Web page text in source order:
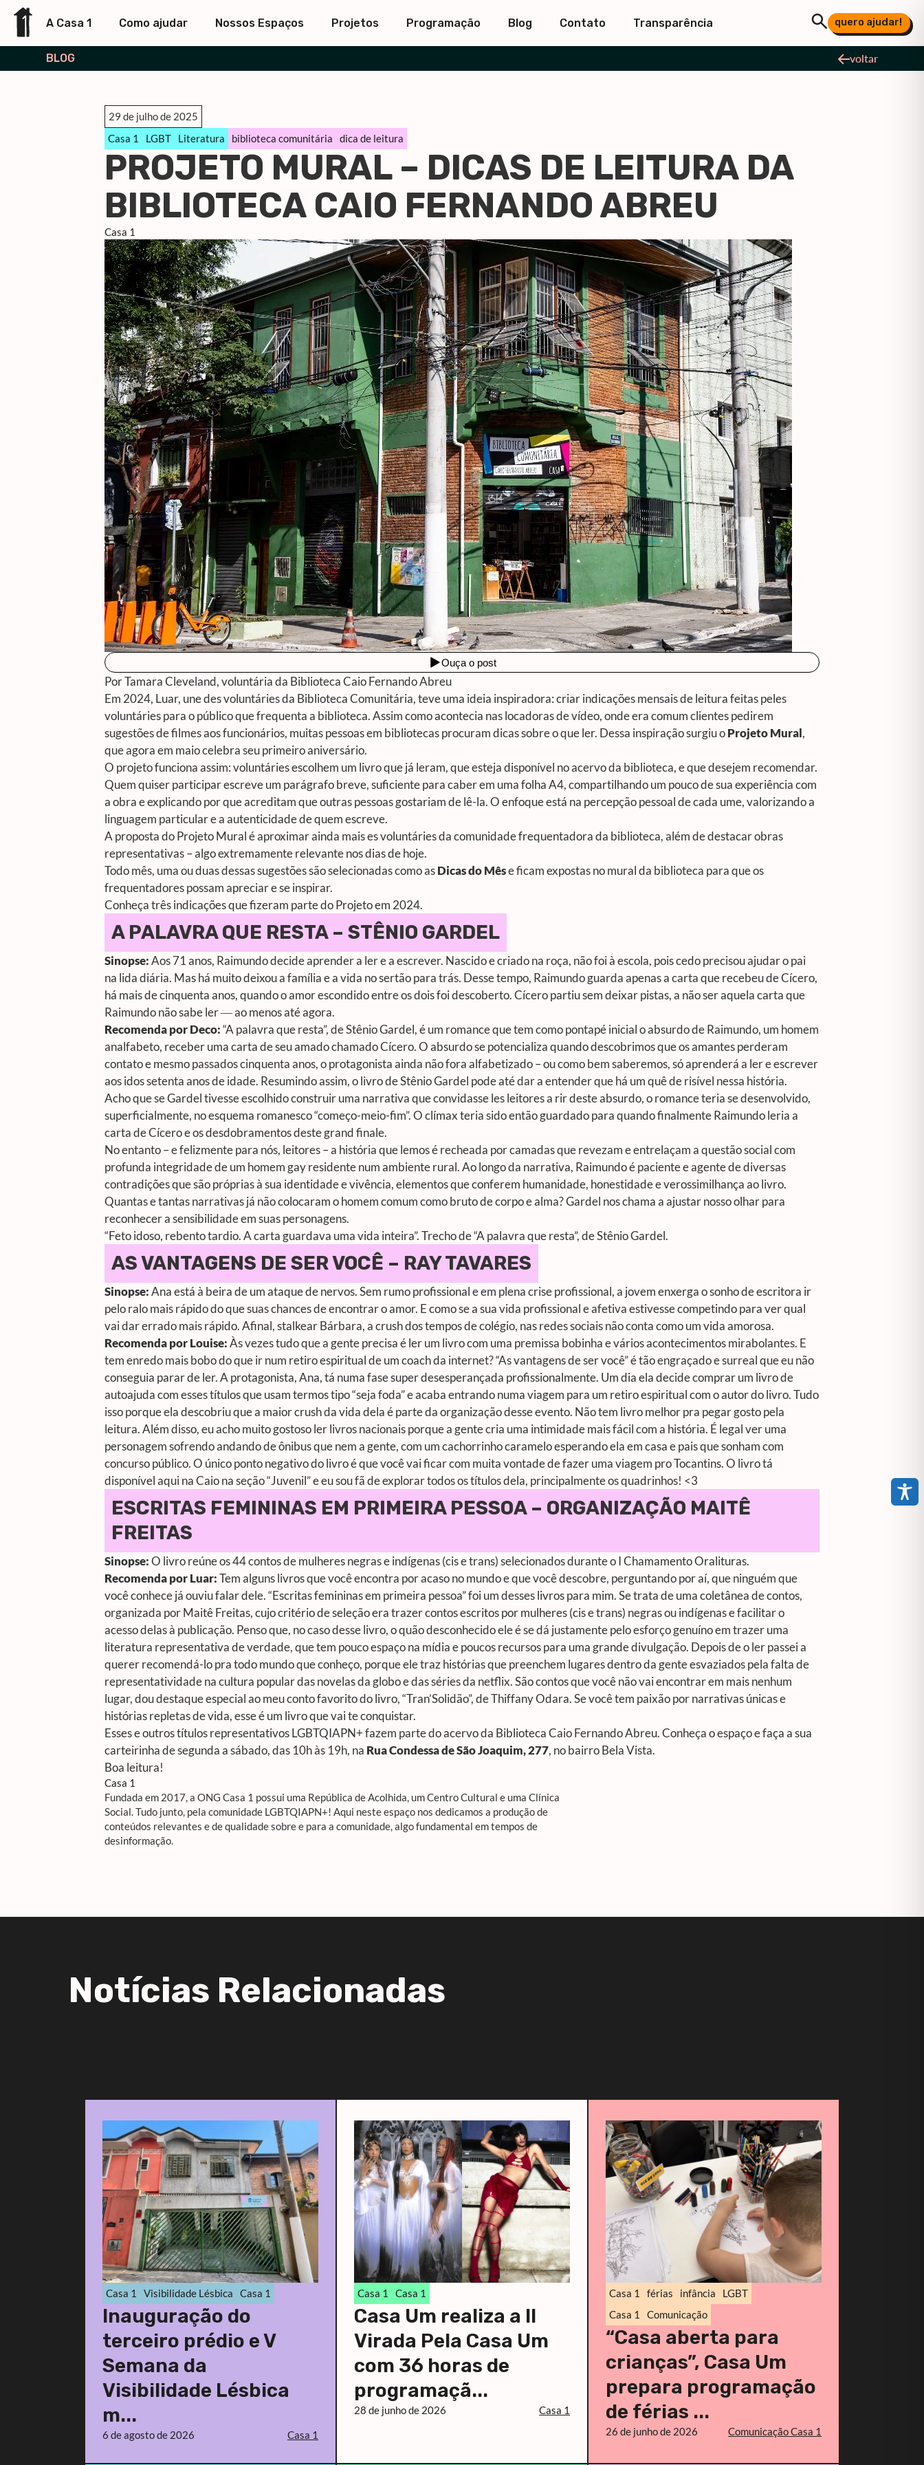
A Casa 1 Como ajudar Nossos Espaços Projetos Programação Blog Contato Transparência quero ajudar!
BLOG voltar
29 de julho de 2025
Casa 1
LGBT Literatura biblioteca comunitária dica de leitura
PROJETO MURAL – DICAS DE LEITURA DA
BIBLIOTECA CAIO FERNANDO ABREU
Casa 1
Por Tamara Cleveland, voluntária da Biblioteca Caio Fernando Abreu
Em 2024, Luar, une des voluntáries da Biblioteca Comunitária, teve uma ideia inspiradora: criar indicações mensais de leitura feitas peles
voluntáries para o público que frequenta a biblioteca. Assim como acontecia nas locadoras de vídeo, onde era comum clientes pedirem
sugestões de filmes aos funcionários, muitas pessoas em bibliotecas procuram dicas sobre o que ler. Dessa inspiração surgiu oProjeto Mural,
que agora em maio celebra seu primeiro aniversário.
O projeto funciona assim: voluntáries escolhem um livro que já leram, que esteja disponível no acervo da biblioteca, e que desejem recomendar.
Quem quiser participar escreve um parágrafo breve, suficiente para caber em uma folha A4, compartilhando um pouco de sua experiência com
a obra e explicando por que acreditam que outras pessoas gostariam de lê-la. O enfoque está na percepção pessoal de cada ume, valorizando a
linguagem particular e a autenticidade de quem escreve.
A proposta do Projeto Mural é aproximar ainda mais es voluntáries da comunidade frequentadora da biblioteca, além de destacar obras
representativas – algo extremamente relevante nos dias de hoje.
Todo mês, uma ou duas dessas sugestões são selecionadas como asDicas do Mêse ficam expostas no mural da biblioteca para que os
frequentadores possam apreciar e se inspirar.
Conheça três indicações que fizeram parte do Projeto em 2024.
A PALAVRA QUE RESTA – STÊNIO GARDEL
Sinopse:Aos 71 anos, Raimundo decide aprender a ler e a escrever. Nascido e criado na roça, não foi à escola, pois cedo precisou ajudar o pai
na lida diária. Mas há muito deixou a família e a vida no sertão para trás. Desse tempo, Raimundo guarda apenas a carta que recebeu de Cícero,
há mais de cinquenta anos, quando o amor escondido entre os dois foi descoberto. Cícero partiu sem deixar pistas, a não ser aquela carta que
Raimundo não sabe ler ― ao menos até agora.
Recomenda por Deco:“A palavra que resta”, de Stênio Gardel, é um romance que tem como pontapé inicial o absurdo de Raimundo, um homem
analfabeto, receber uma carta de seu amado chamado Cícero. O absurdo se potencializa quando descobrimos que os amantes perderam
contato e mesmo passados cinquenta anos, o protagonista ainda não fora alfabetizado – ou como bem saberemos, só aprenderá a ler e escrever
aos idos setenta anos de idade. Resumindo assim, o livro de Stênio Gardel pode até dar a entender que há um quê de risível nessa história.
Acho que se Gardel tivesse escolhido construir uma narrativa que convidasse les leitores a rir deste absurdo, o romance teria se desenvolvido,
superficialmente, no esquema romanesco “começo-meio-fim”. O clímax teria sido então guardado para quando finalmente Raimundo leria a
carta de Cícero e os desdobramentos destegrand finale.
No entanto – e felizmente para nós, leitores – a história que lemos é recheada por camadas que revezam e entrelaçam a questão social com
profunda integridade de um homem gay residente num ambiente rural. Ao longo da narrativa, Raimundo é paciente e agente de diversas
contradições que são próprias à sua identidade e vivência, elementos que conferem humanidade, honestidade e verossimilhança ao livro.
Quantas e tantas narrativas já não colocaram o homem comum como bruto de corpo e alma? Gardel nos chama a ajustar nosso olhar para
reconhecer a sensibilidade em suas personagens.
“Feto idoso, rebento tardio. A carta guardava uma vida inteira”. Trecho de “A palavra que resta”, de Stênio Gardel.
AS VANTAGENS DE SER VOCÊ – RAY TAVARES
Sinopse:Ana está à beira de um ataque de nervos. Sem rumo profissional e em plena crise profissional, a jovem enxerga o sonho de escritora ir
pelo ralo mais rápido do que suas chances de encontrar o amor. E como se a sua vida profissional e afetiva estivesse competindo para ver qual
vai dar errado mais rápido. Afinal, stalkear Bárbara, a crush dos tempos de colégio, nas redes sociais não conta como um vida amorosa.
Recomenda por Louise:Às vezes tudo que a gente precisa é ler um livro com uma premissa bobinha e vários acontecimentos mirabolantes. E
tem enredo mais bobo do que ir num retiro espiritual de um coach da internet? “As vantagens de ser você” é tão engraçado e surreal que eu não
conseguia parar de ler. A protagonista, Ana, tá numa fase super desesperançada profissionalmente. Um dia ela decide comprar um livro de
autoajuda com esses títulos que usam termos tipo “seja foda” e acaba entrando numa viagem para um retiro espiritual com o autor do livro. Tudo
isso porque ela descobriu que a maior crush da vida dela é parte da organização desse evento. Não tem livro melhor pra pegar gosto pela
leitura. Além disso, eu acho muito gostoso ler livros nacionais porque a gente cria uma intimidade mais fácil com a história. É legal ver uma
personagem sofrendo andando de ônibus que nem a gente, com um cachorrinho caramelo esperando ela em casa e pais que sonham com
concurso público. O único ponto negativo do livro é que você vai ficar com muita vontade de fazer uma viagem pro Tocantins. O livro tá
disponível aqui na Caio na seção “Juvenil” e eu sou fã de explorar todos os títulos dela, principalmente os quadrinhos! <3
ESCRITAS FEMININAS EM PRIMEIRA PESSOA – ORGANIZAÇÃO MAITÊ
FREITAS
Sinopse:O livro reúne os 44 contos de mulheres negras e indígenas (cis e trans) selecionados durante o I Chamamento Oralituras.
Recomenda por Luar:Tem alguns livros que você encontra por acaso no mundo e que você descobre, perguntando por aí, que ninguém que
você conhece já ouviu falar dele. “Escritas femininas em primeira pessoa” foi um desses livros para mim. Se trata de uma coletânea de contos,
organizada por Maitê Freitas, cujo critério de seleção era trazer contos escritos por mulheres (cis e trans) negras ou indígenas e facilitar o
acesso delas à publicação. Penso que, no caso desse livro, o quão desconhecido ele é se dá justamente pelo esforço genuíno em trazer uma
literatura representativa de verdade, que tem pouco espaço na mídia e poucos recursos para uma grande divulgação. Depois de o ler passei a
querer recomendá-lo pra todo mundo que conheço, porque ele traz histórias que preenchem lugares dentro da gente esvaziados pela falta de
representatividade na cultura popular das novelas da globo e das séries da netflix. São contos que você não vai encontrar em mais nenhum
lugar, dou destaque especial ao meu conto favorito do livro, “Tran’Solidão”, de Thiffany Odara. Se você tem paixão por narrativas únicas e
histórias repletas de vida, esse é um livro que vai te conquistar.
Esses e outros títulos representativos LGBTQIAPN+ fazem parte do acervo da Biblioteca Caio Fernando Abreu. Conheça o espaço e faça a sua
carteirinha de segunda a sábado, das 10h às 19h, na Rua Condessa de São Joaquim, 277, no bairro Bela Vista.
Boa leitura!
Casa 1
Fundada em 2017, a ONG Casa 1 possui uma República de Acolhida, um Centro Cultural e uma Clínica
Social. Tudo junto, pela comunidade LGBTQIAPN+! Aqui neste espaço nos dedicamos a produção de
conteúdos relevantes e de qualidade sobre e para a comunidade, algo fundamental em tempos de
desinformação.
Notícias Relacionadas
Casa 1 Visibilidade Lésbica Casa 1
Inauguração do
terceiro prédio e V
Semana da
Visibilidade Lésbica
m...
6 de agosto de 2026 Casa 1
Casa 1 Casa 1
Casa Um realiza a II
Virada Pela Casa Um
com 36 horas de
programaçã...
28 de junho de 2026 Casa 1
Casa 1 férias infância
LGBT
Casa 1
Comunicação
“Casa aberta para
crianças”, Casa Um
prepara programação
de férias ...
26 de junho de 2026 Comunicação Casa 1